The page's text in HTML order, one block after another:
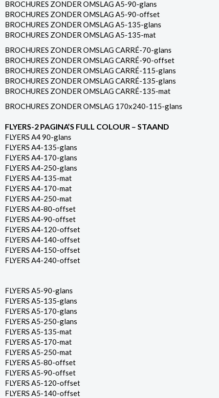
BROCHURES ZONDER OMSLAG A5-90-glans
BROCHURES ZONDER OMSLAG A5-90-offset
BROCHURES ZONDER OMSLAG A5-135-glans
BROCHURES ZONDER OMSLAG A5-135-mat
BROCHURES ZONDER OMSLAG CARRÉ-70-glans
BROCHURES ZONDER OMSLAG CARRÉ-90-offset
BROCHURES ZONDER OMSLAG CARRÉ-115-glans
BROCHURES ZONDER OMSLAG CARRÉ-135-glans
BROCHURES ZONDER OMSLAG CARRÉ-135-mat
BROCHURES ZONDER OMSLAG 170x240-115-glans
FLYERS-2 PAGINA’S FULL COLOUR – STAAND
FLYERS A4 90-glans
FLYERS A4-135-glans
FLYERS A4-170-glans
FLYERS A4-250-glans
FLYERS A4-135-mat
FLYERS A4-170-mat
FLYERS A4-250-mat
FLYERS A4-80-offset
FLYERS A4-90-offset
FLYERS A4-120-offset
FLYERS A4-140-offset
FLYERS A4-150-offset
FLYERS A4-240-offset
FLYERS A5-90-glans
FLYERS A5-135-glans
FLYERS A5-170-glans
FLYERS A5-250-glans
FLYERS A5-135-mat
FLYERS A5-170-mat
FLYERS A5-250-mat
FLYERS A5-80-offset
FLYERS A5-90-offset
FLYERS A5-120-offset
FLYERS A5-140-offset